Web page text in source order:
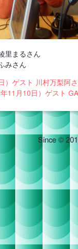
里まるさん
みさん
）ゲスト 川村万梨阿
11月10日）ゲスト
Since ©